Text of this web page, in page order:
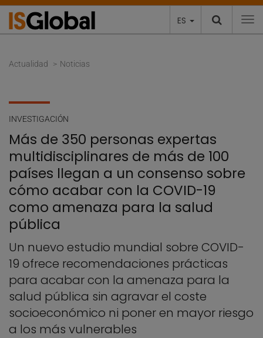
ES
Actualidad Noticias
INVESTIGACIÓN
Más de 350 personas expertas
multidisciplinares de más de 100
países llegan a un consenso sobre
cómo acabar con la COVID-19
como amenaza para la salud
pública
Un nuevo estudio mundial sobre COVID-
19 ofrece recomendaciones prácticas
para acabar con la amenaza para la
salud pública sin agravar el coste
socioeconómico ni poner en mayor riesgo
a los más vulnerables